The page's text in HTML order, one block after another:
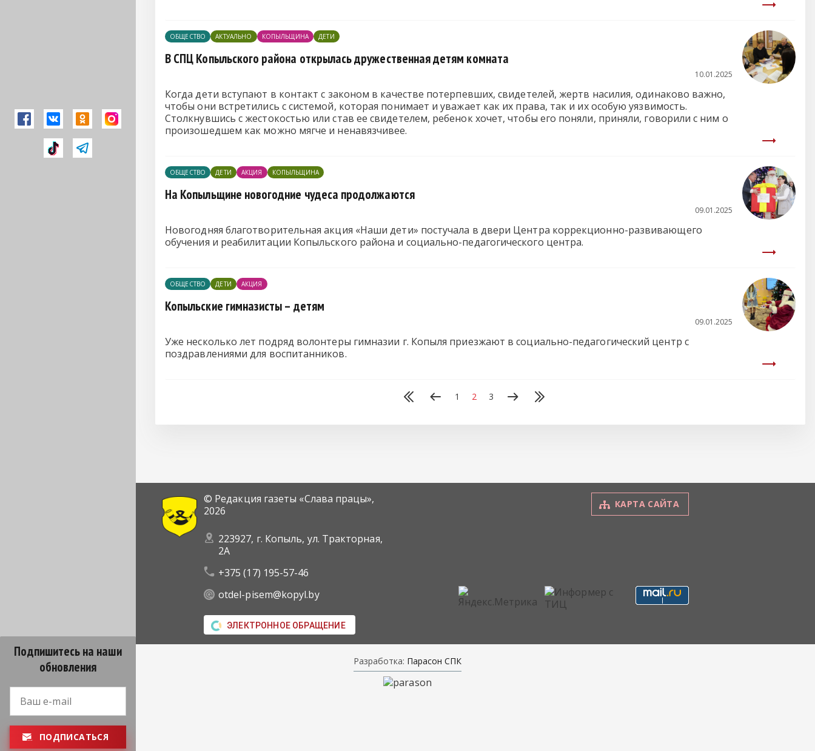
Подпишитесь на наши
обновления
ПОДПИСАТЬСЯ
ОБЩЕСТВО АКТУАЛЬНО КОПЫЛЬЩИНА ДЕТИ
В СПЦ Копыльского района открылась дружественная детям комната
10.01.2025
Когда дети вступают в контакт с законом в качестве потерпевших, свидетелей, жертв насилия, одинаково важно,
чтобы они встретились с системой, которая понимает и уважает как их права, так и их особую уязвимость.
Столкнувшись с жестокостью или став ее свидетелем, ребенок хочет, чтобы его поняли, приняли, говорили с ним о
произошедшем как можно мягче и ненавязчивее.
ОБЩЕСТВО ДЕТИ АКЦИЯ КОПЫЛЬЩИНА
На Копыльщине новогодние чудеса продолжаются
09.01.2025
Новогодняя благотворительная акция «Наши дети» постучала в двери Центра коррекционно-развивающего
обучения и реабилитации Копыльского района и социально-педагогического центра.
ОБЩЕСТВО ДЕТИ АКЦИЯ
Копыльские гимназисты – детям
09.01.2025
Уже несколько лет подряд волонтеры гимназии г. Копыля приезжают в социально-педагогический центр с
поздравлениями для воспитанников.
1 2 3
© Редакция газеты «Слава працы»,
2026
223927, г. Копыль, ул. Тракторная,
2А
+375 (17) 195-57-46
otdel-pisem@kopyl.by
ЭЛЕКТРОННОЕ ОБРАЩЕНИЕ
КАРТА САЙТА
Разработка: Парасон СПК